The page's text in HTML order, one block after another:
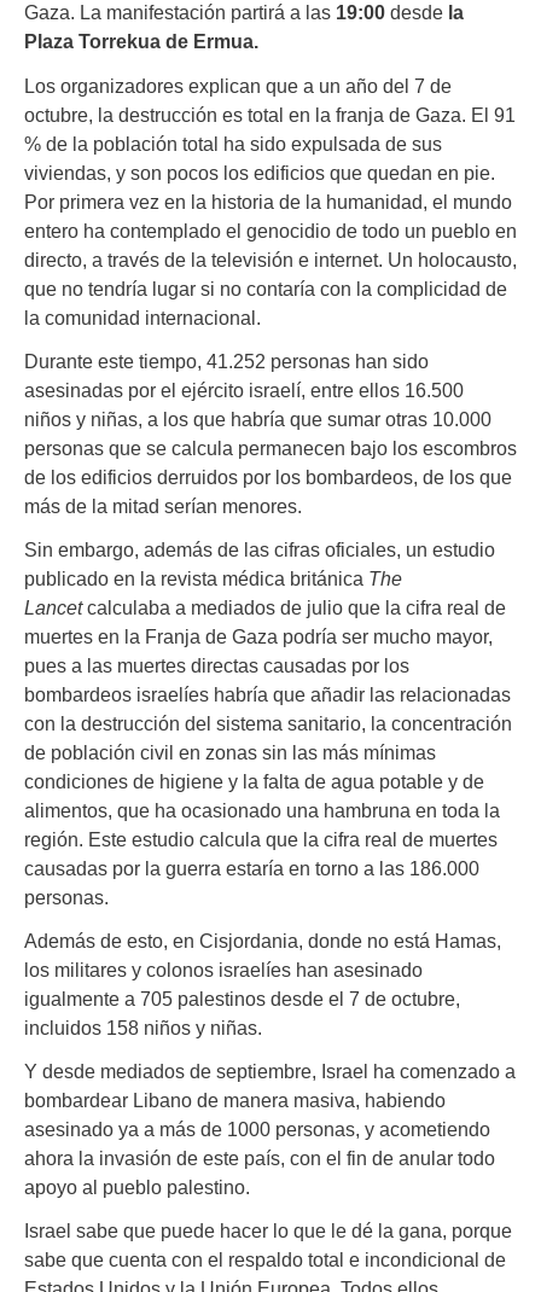
Gaza. La manifestación partirá a las 19:00 desde la
Plaza Torrekua de Ermua.
Los organizadores explican que a un año del 7 de
octubre, la destrucción es total en la franja de Gaza. El 91
% de la población total ha sido expulsada de sus
viviendas, y son pocos los edificios que quedan en pie.
Por primera vez en la historia de la humanidad, el mundo
entero ha contemplado el genocidio de todo un pueblo en
directo, a través de la televisión e internet. Un holocausto,
que no tendría lugar si no contaría con la complicidad de
la comunidad internacional.
Durante este tiempo, 41.252 personas han sido
asesinadas por el ejército israelí, entre ellos 16.500
niños y niñas, a los que habría que sumar otras 10.000
personas que se calcula permanecen bajo los escombros
de los edificios derruidos por los bombardeos, de los que
más de la mitad serían menores.
Sin embargo, además de las cifras oficiales, un estudio
publicado en la revista médica británica The
Lancetcalculaba a mediados de julio que la cifra real de
muertes en la Franja de Gaza podría ser mucho mayor,
pues a las muertes directas causadas por los
bombardeos israelíes habría que añadir las relacionadas
con la destrucción del sistema sanitario, la concentración
de población civil en zonas sin las más mínimas
condiciones de higiene y la falta de agua potable y de
alimentos, que ha ocasionado una hambruna en toda la
región. Este estudio calcula que la cifra real de muertes
causadas por la guerra estaría en torno a las 186.000
personas.
Además de esto, en Cisjordania, donde no está Hamas,
los militares y colonos israelíes han asesinado
igualmente a 705 palestinos desde el 7 de octubre,
incluidos 158 niños y niñas.
Y desde mediados de septiembre, Israel ha comenzado a
bombardear Libano de manera masiva, habiendo
asesinado ya a más de 1000 personas, y acometiendo
ahora la invasión de este país, con el fin de anular todo
apoyo al pueblo palestino.
Israel sabe que puede hacer lo que le dé la gana, porque
sabe que cuenta con el respaldo total e incondicional de